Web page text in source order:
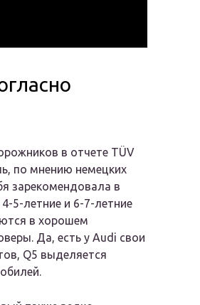
в отчете TÜV
по мнению немецких
зарекомендовала в
5-летние и 6-7-летние
в хорошем
Да, есть у Audi свои
Q5 выделяется